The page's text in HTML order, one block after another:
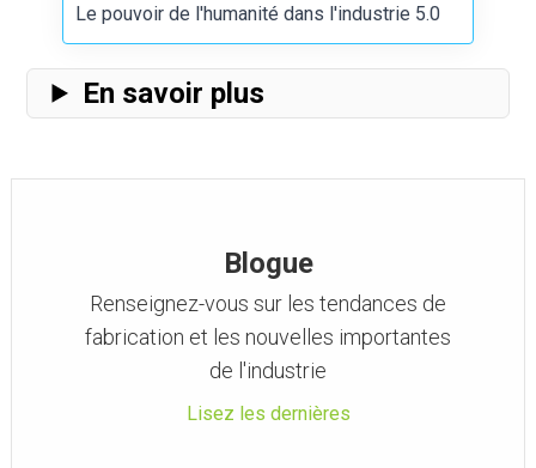
Le pouvoir de l'humanité dans l'industrie 5.0
En savoir plus
Blogue
Renseignez-vous sur les tendances de
fabrication et les nouvelles importantes
de l'industrie
Lisez les dernières